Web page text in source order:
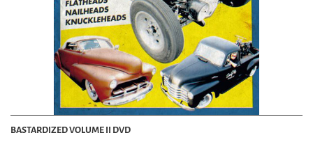
BASTARDIZED VOLUME II DVD